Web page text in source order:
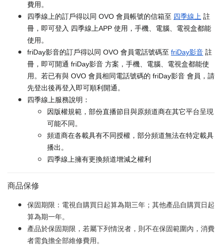
費用。
四季線上的訂戶得以同 OVO 會員帳號的信箱至 四季線上 註
冊，即可登入 四季線上APP 使用，手機、電腦、電視盒都能
使用。
friDay影音的訂戶得以同 OVO 會員電話號碼至 friDay影音 註
冊，即可開通 friDay影音 方案，手機、電腦、電視盒都能使
用。若已有與 OVO 會員相同電話號碼的 friDay影音 會員，請
先登出後再登入即可順利開通。
四季線上服務說明：
因版權規範，部份直播節目與原頻道商在其它平台呈現
可能不同。
頻道商在各載具有不同授權，部分頻道無法在特定載具
播出。
四季線上擁有更換頻道增減之權利
商品保修
保固期限：電視自購買日起算為期三年；其他產品自購買日起
算為期一年。
產品於保固期限，若屬下列情況者，則不在保固範圍內，消費
者需負擔全部維修費用。